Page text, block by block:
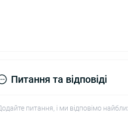
Питання та відповіді
питання, і ми відповімо